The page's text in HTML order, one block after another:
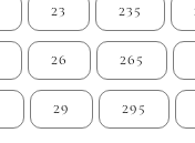
23 235
26 265
29 295